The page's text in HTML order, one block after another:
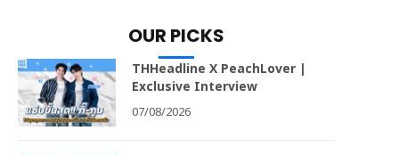
OUR PICKS
THHeadline X PeachLover |
Exclusive Interview
07/08/2026